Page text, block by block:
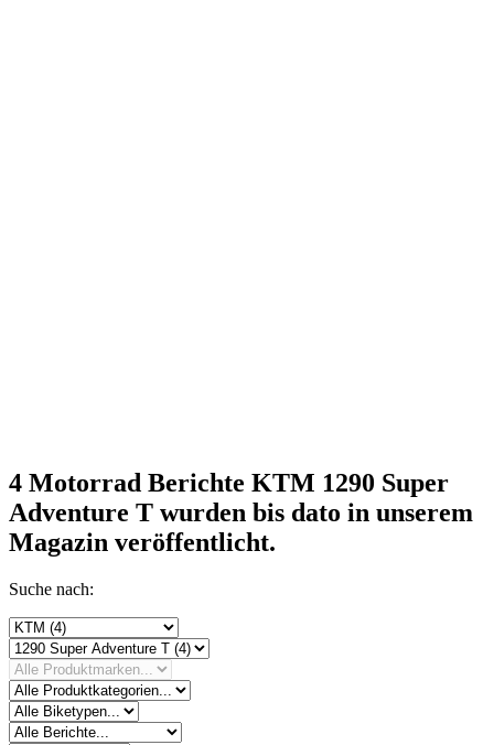
4 Motorrad Berichte KTM 1290 Super
Adventure T wurden bis dato in unserem
Magazin veröffentlicht.
Suche nach: